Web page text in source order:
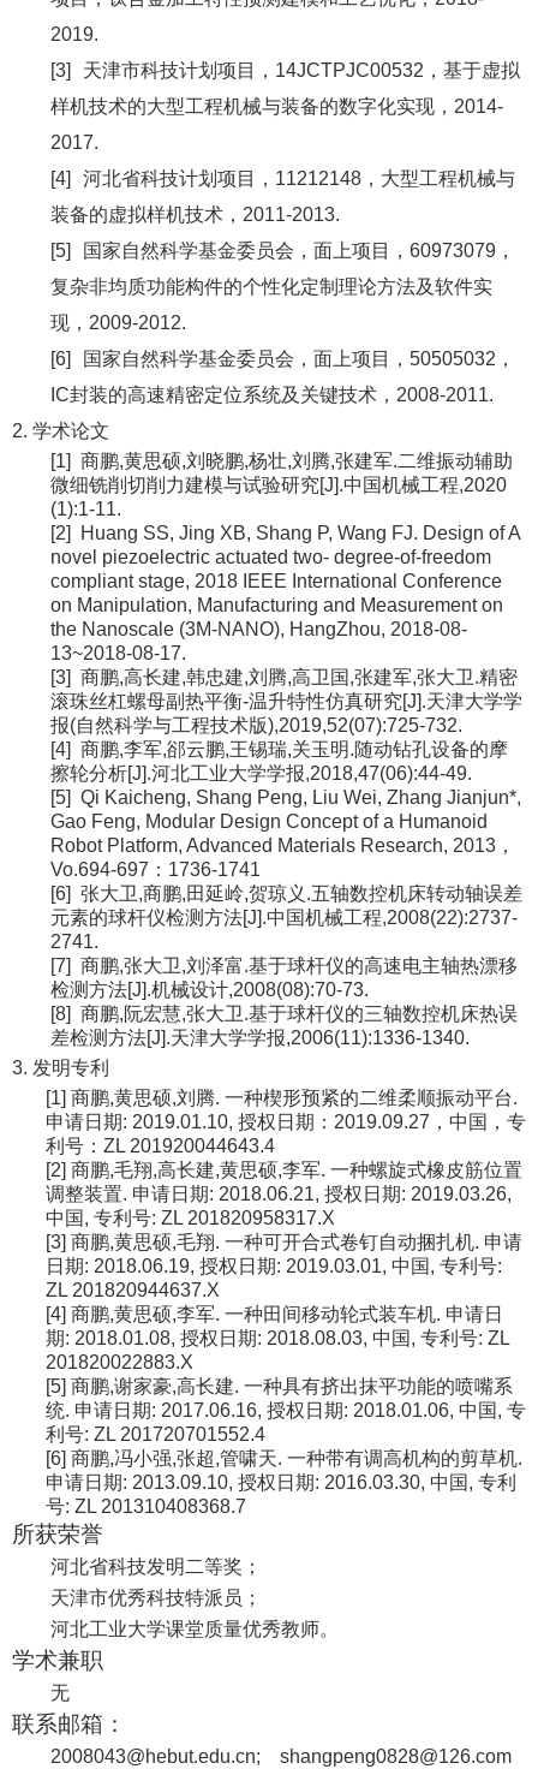
2019.
[3]
天津市科技计划项目，14JCTPJC00532，基于虚拟
样机技术的大型工程机械与装备的数字化实现，2014-
2017.
[4]
河北省科技计划项目，11212148，大型工程机械与
装备的虚拟样机技术，2011-2013.
[5]
国家自然科学基金委员会，面上项目，60973079，
复杂非均质功能构件的个性化定制理论方法及软件实
现，2009-2012.
[6]
国家自然科学基金委员会，面上项目，50505032，
IC封装的高速精密定位系统及关键技术，2008-2011.
2. 学术论文
[1] 商鹏,黄思硕,刘晓鹏,杨壮,刘腾,张建军.二维振动辅助
微细铣削切削力建模与试验研究[J].中国机械工程,2020
(1):1-11.
[2]
Huang SS, Jing XB, Shang P, Wang FJ. Design of A
novel piezoelectric actuated two- degree-of-freedom
compliant stage, 2018 IEEE International Conference
on Manipulation, Manufacturing and Measurement on
the Nanoscale (3M-NANO), HangZhou, 2018-08-
13~2018-08-17.
[3] 商鹏,高长建,韩忠建,刘腾,高卫国,张建军,张大卫.精密
滚珠丝杠螺母副热平衡-温升特性仿真研究[J].天津大学学
报(自然科学与工程技术版),2019,52(07):725-732.
[4] 商鹏,李军,郤云鹏,王锡瑞,关玉明.随动钻孔设备的摩
擦轮分析[J].河北工业大学学报,2018,47(06):44-49.
[5] Qi Kaicheng, Shang Peng, Liu Wei, Zhang Jianjun*,
Gao Feng, Modular Design Concept of a Humanoid
Robot Platform, Advanced Materials Research, 2013 ，
Vo.694-697：1736-1741
[6] 张大卫,商鹏,田延岭,贺琼义.五轴数控机床转动轴误差
元素的球杆仪检测方法[J].中国机械工程,2008(22):2737-
2741.
[7] 商鹏,张大卫,刘泽富.基于球杆仪的高速电主轴热漂移
检测方法[J].机械设计,2008(08):70-73.
[8] 商鹏,阮宏慧,张大卫.基于球杆仪的三轴数控机床热误
差检测方法[J].天津大学学报,2006(11):1336-1340.
3. 发明专利
[1] 商鹏,黄思硕,刘腾. 一种楔形预紧的二维柔顺振动平台.
申请日期: 2019.01.10, 授权日期：2019.09.27，中国，专
利号：ZL 201920044643.4
[2] 商鹏,毛翔,高长建,黄思硕,李军. 一种螺旋式橡皮筋位置
调整装置. 申请日期: 2018.06.21, 授权日期: 2019.03.26,
中国, 专利号: ZL 201820958317.X
[3] 商鹏,黄思硕,毛翔. 一种可开合式卷钉自动捆扎机. 申请
日期: 2018.06.19, 授权日期: 2019.03.01, 中国, 专利号:
ZL 201820944637.X
[4] 商鹏,黄思硕,李军. 一种田间移动轮式装车机. 申请日
期: 2018.01.08, 授权日期: 2018.08.03, 中国, 专利号: ZL
201820022883.X
[5] 商鹏,谢家豪,高长建. 一种具有挤出抹平功能的喷嘴系
统. 申请日期: 2017.06.16, 授权日期: 2018.01.06, 中国, 专
利号: ZL 201720701552.4
[6] 商鹏,冯小强,张超,管啸天. 一种带有调高机构的剪草机.
申请日期: 2013.09.10, 授权日期: 2016.03.30, 中国, 专利
号: ZL 201310408368.7
所获荣誉
河北省科技发明二等奖；
天津市优秀科技特派员；
河北工业大学课堂质量优秀教师。
学术兼职
无
联系邮箱：
2008043@hebut.edu.cn; shangpeng0828@126.com